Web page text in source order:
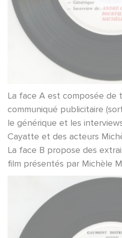
La face A est composée de
communiqué publicitaire
le générique et les
Cayatte et des acteurs
La face B propose des
film présentés par Michèle